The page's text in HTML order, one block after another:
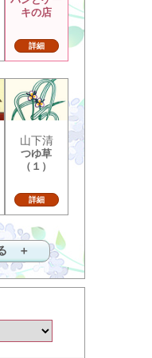
キの店
詳細
山下清
つゆ草
（１）
詳細
＋